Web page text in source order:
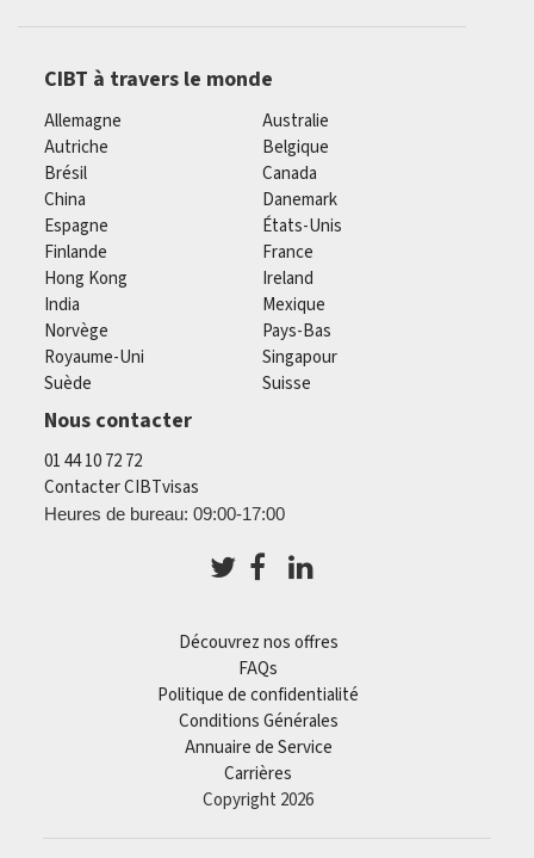
CIBT à travers le monde
Allemagne
Australie
Autriche
Belgique
Brésil
Canada
China
Danemark
Espagne
États-Unis
Finlande
France
Hong Kong
Ireland
India
Mexique
Norvège
Pays-Bas
Royaume-Uni
Singapour
Suède
Suisse
Nous contacter
01 44 10 72 72
Contacter CIBTvisas
Heures de bureau: 09:00-17:00
Découvrez nos offres
FAQs
Politique de confidentialité
Conditions Générales
Annuaire de Service
Carrières
Copyright 2026